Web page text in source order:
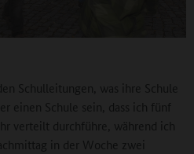
Schulleitungen, was ihre Schule
einen Schule sein, dass ich fünf
verteilt durchführe, während ich
in der Woche zwei